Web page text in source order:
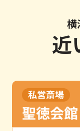
横
近
私営斎場
聖徳会館